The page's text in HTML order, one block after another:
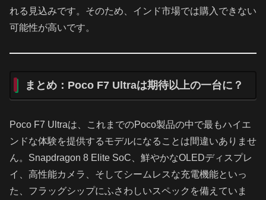
れる見込みです。そのため、インド市場では購入できない
可能性が高いです。
まとめ：Poco F7 Ultraは期待以上の一台に？
Poco F7 Ultraは、これまでのPoco製品の中で最もハイエ
ンドな体験を提供するモデルになることは間違いありませ
ん。Snapdragon 8 Elite SoC、鮮やかなOLEDディスプレ
イ、高性能カメラ、そしてシームレスな充電機能といっ
た、フラッグシップにふさわしいスペックを備えていま